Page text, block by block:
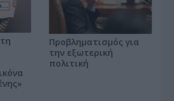
Προβληματισμός για
την εξωτερική
πολιτική